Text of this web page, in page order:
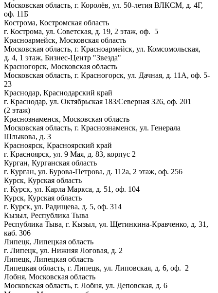
Московская область, г. Королёв, ул. 50-летия ВЛКСМ, д. 4Г,
оф. 11Б
Кострома, Костромская область
г. Кострома, ул. Советская, д. 19, 2 этаж, оф. 5
Красноармейск, Московская область
Московская область, г. Красноармейск, ул. Комсомольская,
д. 4, 1 этаж, Бизнес-Центр "Звезда"
Красногорск, Московская область
Московская область, г. Красногорск, ул. Дачная, д. 11А, оф. 5-
23
Краснодар, Краснодарский край
г. Краснодар, ул. Октябрьская 183/Северная 326, оф. 201
(2 этаж)
Краснознаменск, Московская область
Московская область, г. Краснознаменск, ул. Генерала
Шлыкова, д. 3
Красноярск, Красноярский край
г. Красноярск, ул. 9 Мая, д. 83, корпус 2
Курган, Курганская область
г. Курган, ул. Бурова-Петрова, д. 112а, 2 этаж, оф. 256
Курск, Курская область
г. Курск, ул. Карла Маркса, д. 51, оф. 104
Курск, Курская область
г. Курск, ул. Радищева, д. 5, оф. 314
Кызыл, Республика Тыва
Республика Тыва, г. Кызыл, ул. Щетинкина-Кравченко, д. 31,
каб. 306
Липецк, Липецкая область
г. Липецк, ул. Нижняя Логовая, д. 2
Липецк, Липецкая область
Липецкая область, г. Липецк, ул. Липовская, д. 6, оф. 2
Лобня, Московская область
Московская область, г. Лобня, ул. Деповская, д. 6